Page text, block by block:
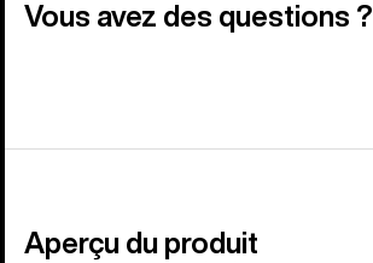
Vous avez des questions ?
Aperçu du produit